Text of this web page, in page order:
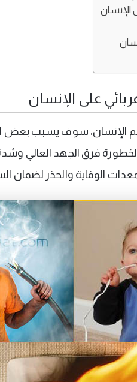
الإنسان
على الإنسان
جسم الإنسان، سوف يسبب بعض
فرق الجهد العالي وشدة
الوقاية والحذر لضمان